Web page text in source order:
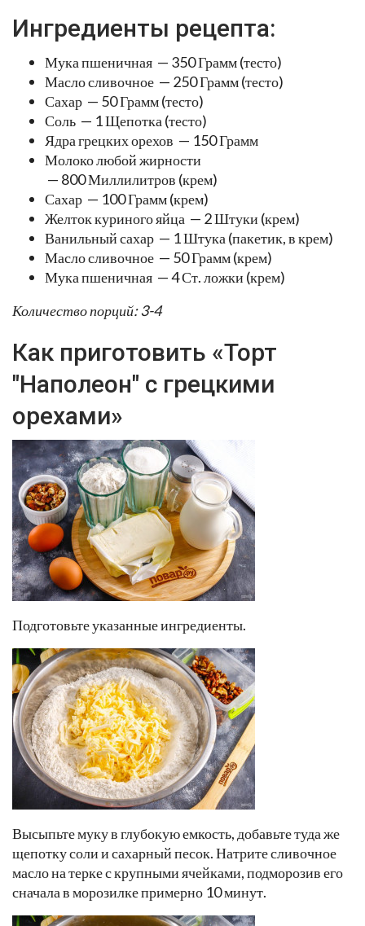
Ингредиенты рецепта:
Мука пшеничная — 350 Грамм (тесто)
Масло сливочное — 250 Грамм (тесто)
Сахар — 50 Грамм (тесто)
Соль — 1 Щепотка (тесто)
Ядра грецких орехов — 150 Грамм
Молоко любой жирности
— 800 Миллилитров (крем)
Сахар — 100 Грамм (крем)
Желток куриного яйца — 2 Штуки (крем)
Ванильный сахар — 1 Штука (пакетик, в крем)
Масло сливочное — 50 Грамм (крем)
Мука пшеничная — 4 Ст. ложки (крем)
Количество порций: 3-4
Как приготовить «Торт
"Наполеон" с грецкими
орехами»
Подготовьте указанные ингредиенты.
Высыпьте муку в глубокую емкость, добавьте туда же
щепотку соли и сахарный песок. Натрите сливочное
масло на терке с крупными ячейками, подморозив его
сначала в морозилке примерно 10 минут.